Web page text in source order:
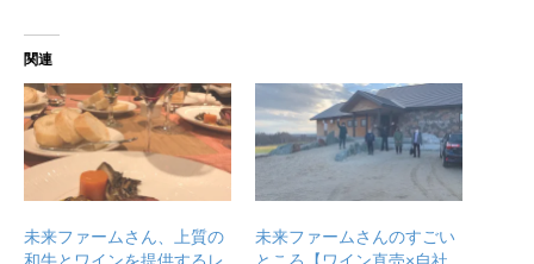
関連
未来ファームさん、上質の
未来ファームさんのすごい